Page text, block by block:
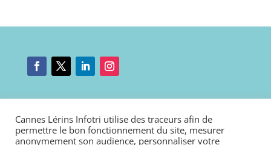
Politique de cookies|Déclaration d’accessibilité
Cannes Lérins Infotri utilise des traceurs afin de
permettre le bon fonctionnement du site, mesurer
anonymement son audience, personnaliser votre